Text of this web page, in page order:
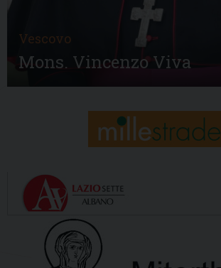
Vescovo
Mons. Vincenzo Viva